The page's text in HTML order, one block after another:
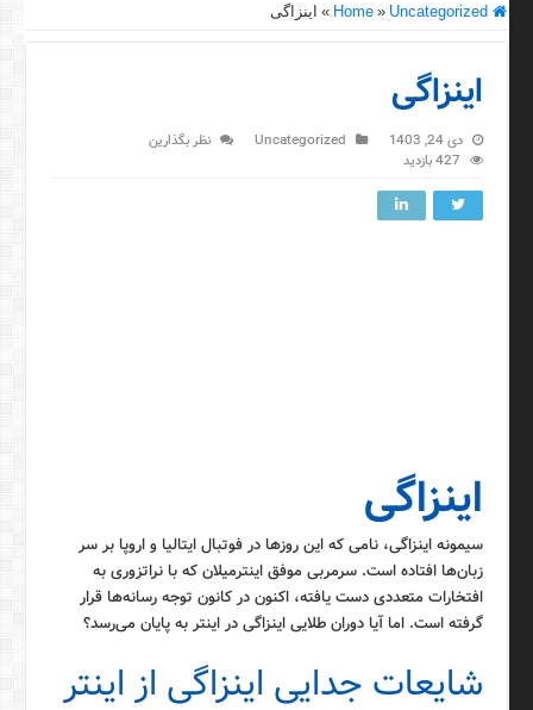
» Uncategorized
» اینزاگی
اینزاگی
دی 24, 1403 Uncategorized
نظر بگذارین
427 بازدید
اینزاگی
سیمونه اینزاگی، نامی که این روزها در فوتبال ایتالیا و اروپا بر سر
زبان‌ها افتاده است. سرمربی موفق اینترمیلان که با نراتزوری به
افتخارات متعددی دست یافته، اکنون در کانون توجه رسانه‌ها قرار
گرفته است. اما آیا دوران طلایی اینزاگی در اینتر به پایان می‌رسد؟
شایعات جدایی اینزاگی از اینتر